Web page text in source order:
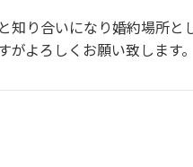
知り合いになり婚約場所と
よろしくお願い致します。